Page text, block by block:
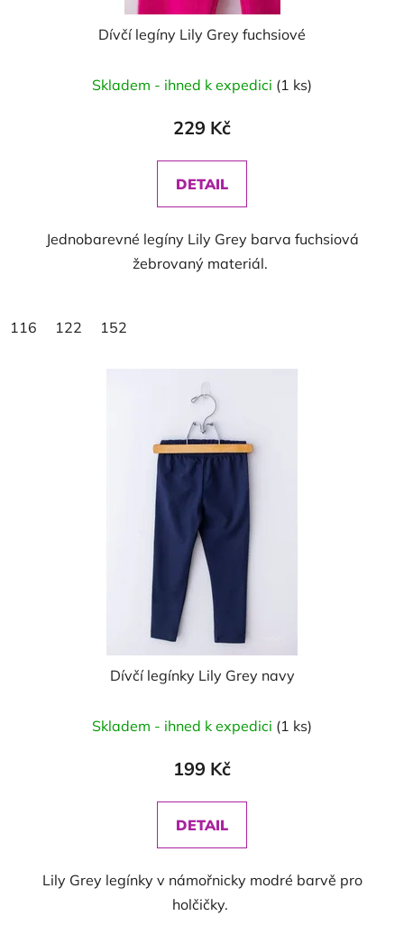
Dívčí legíny Lily Grey fuchsiové
Skladem - ihned k expedici (1 ks)
229 Kč
DETAIL
Jednobarevné legíny Lily Grey barva fuchsiová
žebrovaný materiál.
116 122 152
Dívčí legínky Lily Grey navy
Skladem - ihned k expedici (1 ks)
199 Kč
DETAIL
Lily Grey legínky v námořnicky modré barvě pro
holčičky.